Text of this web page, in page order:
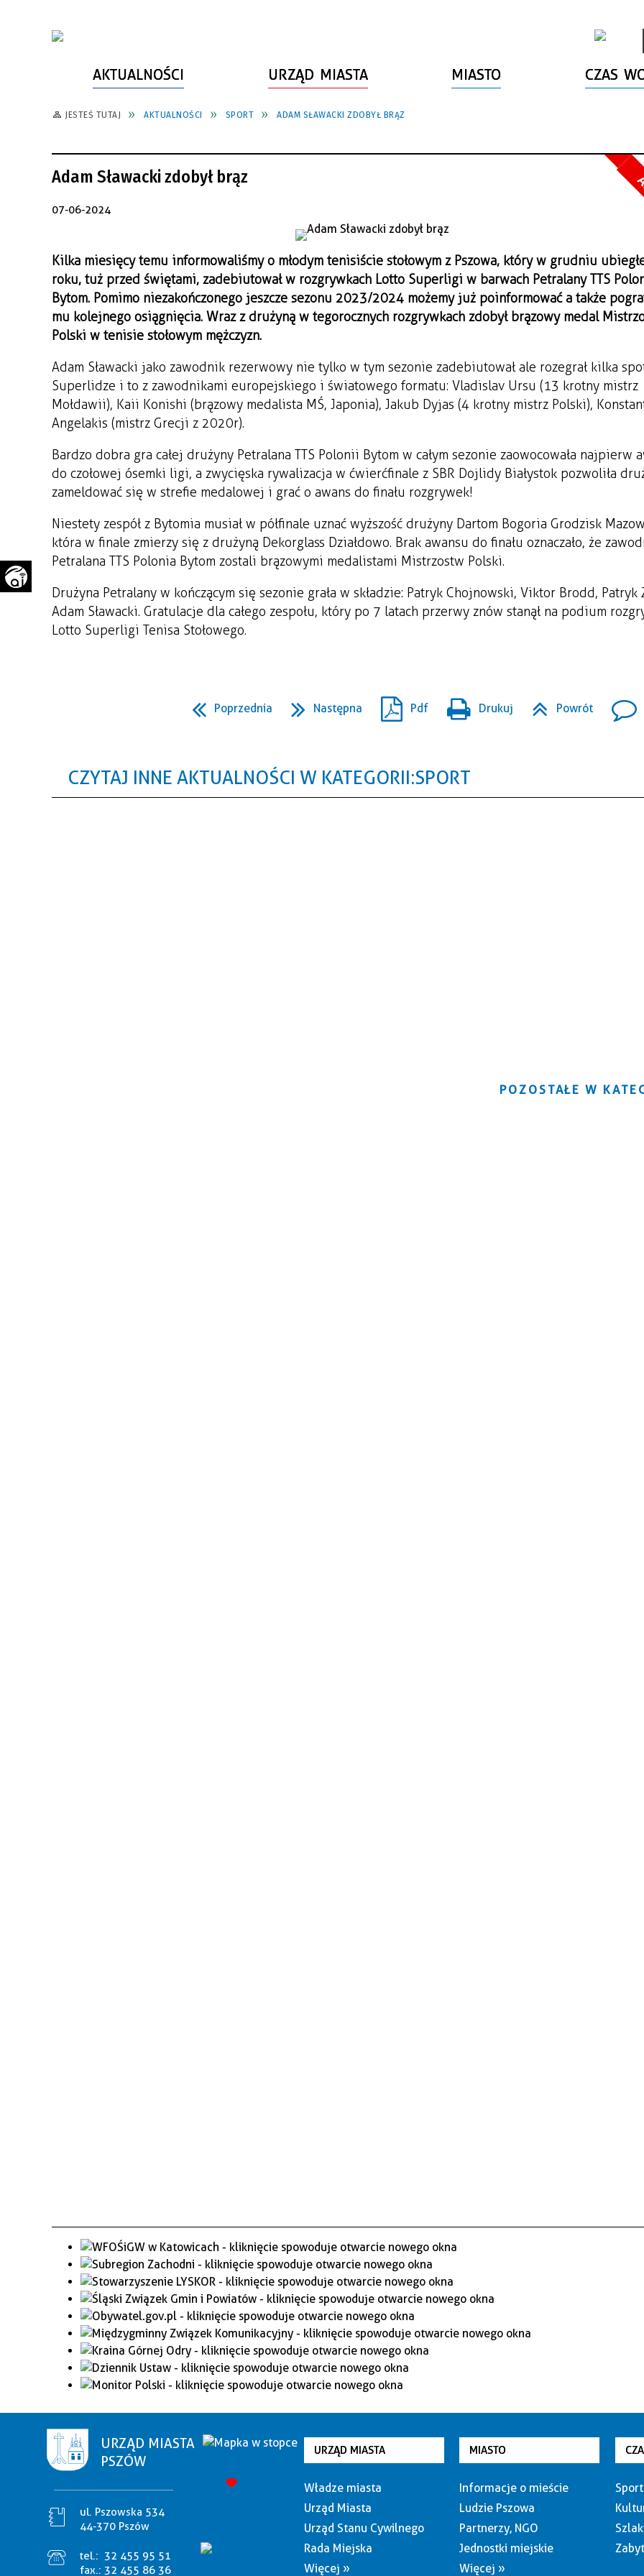
AKTUALNOŚCI URZĄD MIASTA
WŁADZE MIASTA
URZĄD STANU CYWILNEGO
RADA MIEJSKA
STRATEGIE, PLANY, PROGRAMY
FUNDUSZE ZEWNĘTRZNE
MIASTO
INFORMACJE O MIEŚCIE
PARTNERZY, NGO
JEDNOSTKI MIEJSKIE
INWESTYCJE MIEJSKIE
POWIATOWY LIDER
PRZEDSIĘBIORCZOŚCI
WAŻNE TELEFONY
GAZETA SAMORZĄDOWA
"PSZOW.PL"
CZAS
SPORT
SZLAKI TURYSTYCZNE
ZABYTKI
ZAŁATW SPRAWĘ
BEZPIECZEŃSTWO
ZWIERZĘTA W GMINIE
INFORMATOR
KOMUNIKACJA I TRANSPORT
ZAGOSPODAROWANIE
PRZESTRZENNE
JESTEŚ TUTAJ AKTUALNOŚCI SPORT ADAM SŁAWACKI ZDOBYŁ BRĄZ
Adam Sławacki zdobył brąz
07-06-2024
Kilka miesięcy temu informowaliśmy o młodym tenisiście stołowym z Pszowa, który w grudniu
roku, tuż przed świętami, zadebiutował w rozgrywkach Lotto Superligi w barwach Petralany TTS
Bytom. Pomimo niezakończonego jeszcze sezonu 2023/2024 możemy już poinformować a także
mu kolejnego osiągnięcia. Wraz z drużyną w tegorocznych rozgrywkach zdobył brązowy medal
Polski w tenisie stołowym mężczyzn.
Adam Sławacki jako zawodnik rezerwowy nie tylko w tym sezonie zadebiutował ale rozegrał kilka
Superlidze i to z zawodnikami europejskiego i światowego formatu: Vladislav Ursu (13 krotny mistrz
Mołdawii), Kaii Konishi (brązowy medalista MŚ, Japonia), Jakub Dyjas (4 krotny mistrz Polski),
Angelakis (mistrz Grecji z 2020r).
Bardzo dobra gra całej drużyny Petralana TTS Polonii Bytom w całym sezonie zaowocowała najpierw
do czołowej ósemki ligi, a zwycięska rywalizacja w ćwierćfinale z SBR Dojlidy Białystok pozwoliła
zameldować się w strefie medalowej i grać o awans do finału rozgrywek!
Niestety zespół z Bytomia musiał w półfinale uznać wyższość drużyny Dartom Bogoria Grodzisk
która w finale zmierzy się z drużyną Dekorglass Działdowo. Brak awansu do finału oznaczało, że
Petralana TTS Polonia Bytom zostali brązowymi medalistami Mistrzostw Polski.
Drużyna Petralany w kończącym się sezonie grała w składzie: Patryk Chojnowski, Viktor Brodd, Patryk
Adam Sławacki. Gratulacje dla całego zespołu, który po 7 latach przerwy znów stanął na podium
Lotto Superligi Tenisa Stołowego.
Poprzednia Następna Pdf Drukuj Powrót
CZYTAJ INNE AKTUALNOŚCI W KATEGORII: SPORT
POZOSTAŁE W
URZĄD MIASTA
PSZÓW
ul. Pszowska 534
44-370 Pszów
tel.: 32 455 95 51
fax.: 32 455 86 36
URZĄD MIASTA
Władze miasta
Urząd Miasta
Urząd Stanu Cywilnego
Rada Miejska
Więcej »
MIASTO
Informacje o mieście
Ludzie Pszowa
Partnerzy, NGO
Jednostki miejskie
Więcej »
Sport